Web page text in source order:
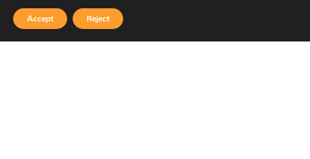
Accept Reject